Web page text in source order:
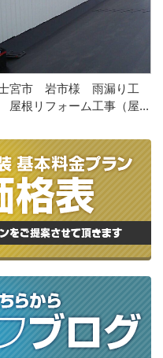
宮市 岩市様 雨漏り工
根リフォーム工事（屋...